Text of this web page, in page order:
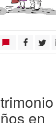
en